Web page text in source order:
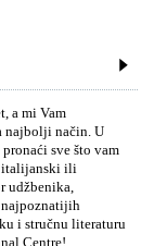
a mi Vam
najbolji način. U
sve što vam
italijanski ili
udžbenika,
najpoznatijih
i stručnu literaturu
Centre!